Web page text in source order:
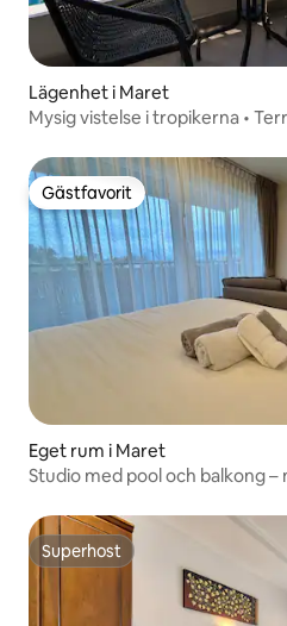
Lägenhet i Maret
Mysig vistelse i tropikerna •
Gästfavorit
Gästfavorit
Eget rum i Maret
Studio med pool och balkong –
Superhost
Superhost